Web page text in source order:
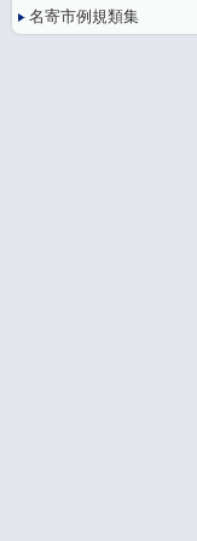
名寄市例規類集